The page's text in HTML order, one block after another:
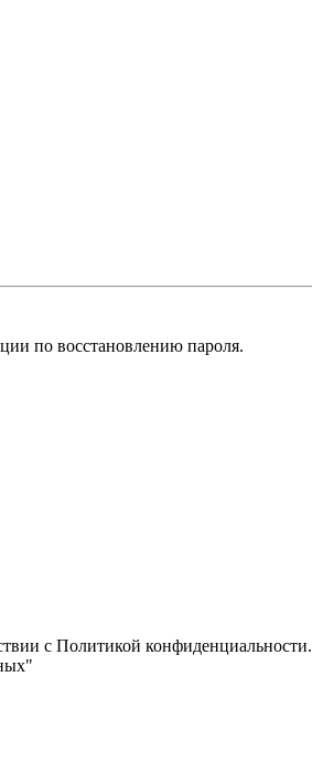
по восстановлению пароля.
с Политикой конфиденциальности.